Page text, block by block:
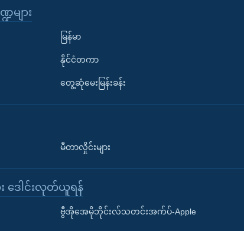
ျား
မြန်မာ
နိုင်ငံတကာ
တွေ့ဆုံမေးမြန်းခန်း
မီတာလှိုင်းများ
ဒေါင်းလုတ်ယူရန်
ဗွီအိုအေမိုဘိုင်းလ်သတင်းအက်ပ်-Apple